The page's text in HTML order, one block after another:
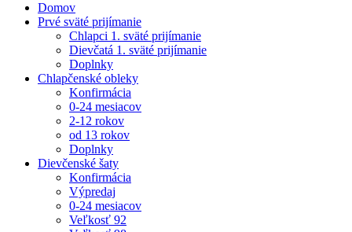
Domov
Prvé sväté prijímanie
Chlapci 1. sväté prijímanie
Dievčatá 1. sväté prijímanie
Doplnky
Chlapčenské obleky
Konfirmácia
0-24 mesiacov
2-12 rokov
od 13 rokov
Doplnky
Dievčenské šaty
Konfirmácia
Výpredaj
0-24 mesiacov
Veľkosť 92